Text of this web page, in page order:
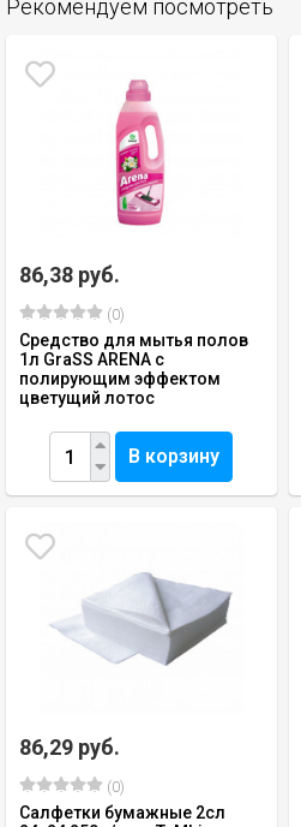
Рекомендуем посмотреть
86,38 руб.
(0)
Средство для мытья полов
1л GraSS ARENA с
полирующим эффектом
цветущий лотос
В корзину
86,29 руб.
(0)
Салфетки бумажные 2сл